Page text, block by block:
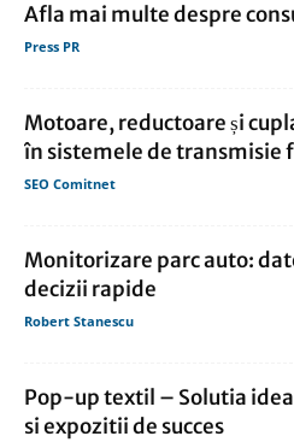
Afla mai multe despre
Press PR
Motoare, reductoare și
în sistemele de transmisie
SEO Comitnet
Monitorizare parc auto:
decizii rapide
Robert Stanescu
Pop-up textil – Solutia
si expozitii de succes